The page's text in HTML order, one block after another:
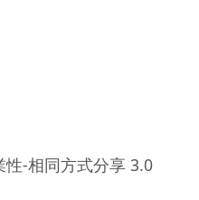
性-相同方式分享 3.0